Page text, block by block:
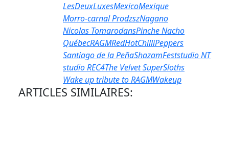
LesDeuxLuxesMexicoMexique
Morro-carnal ProdzszNagano
Nicolas TomarodansPinche Nacho
QuébecRAGMRedHotChilliPeppers
Santiago de la PeñaShazamFeststudio NT
studio REC4The Velvet SuperSloths
Wake up tribute to RAGMWakeup
ARTICLES SIMILAIRES: